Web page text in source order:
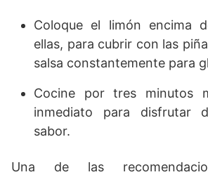
Coloque el limón encima
ellas, para cubrir con las
salsa constantemente para
Cocine por tres minutos
inmediato para disfrutar
sabor.
Una de las